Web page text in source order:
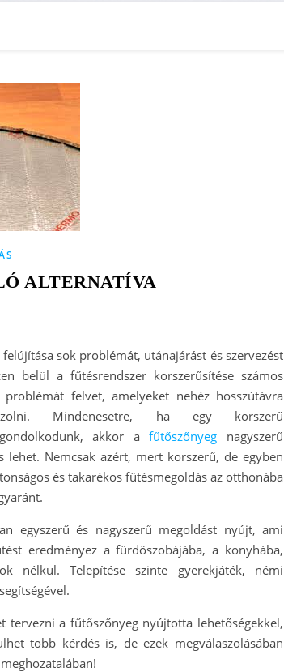
ALTERNATÍVA
sok problémát, utánajárást és szervezést
belül a fűtésrendszer korszerűsítése számos
problémát felvet, amelyeket nehéz hosszútávra
Mindenesetre, ha egy korszerű
gondolkodunk, akkor afűtőszőnyeg nagyszerű
lehet. Nemcsak azért, mert korszerű, de egyben
és takarékos fűtésmegoldás az otthonába
egyszerű és nagyszerű megoldást nyújt, ami
eredményez a fürdőszobájába, a konyhába,
nélkül. Telepítése szinte gyerekjáték, némi
a fűtőszőnyeg nyújtotta lehetőségekkel,
több kérdés is, de ezek megválaszolásában